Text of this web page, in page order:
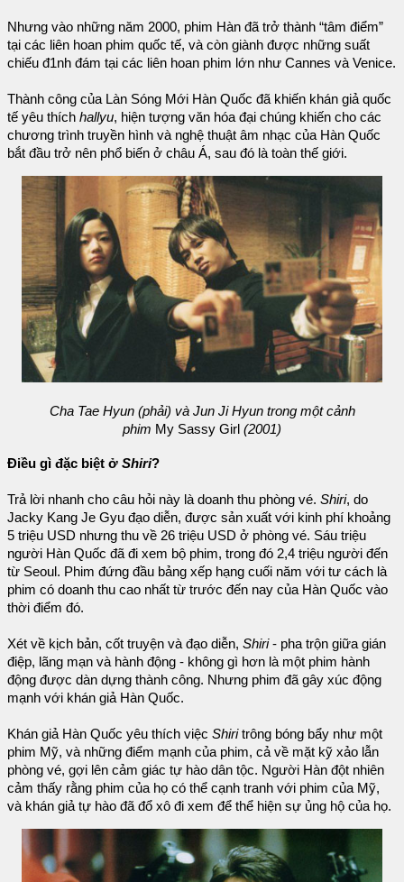
Nhưng vào những năm 2000, phim Hàn đã trở thành “tâm điểm”
tại các liên hoan phim quốc tế, và còn giành được những suất
chiếu đ1nh đám tại các liên hoan phim lớn như Cannes và Venice.
Thành công của Làn Sóng Mới Hàn Quốc đã khiến khán giả quốc
tế yêu thích hallyu, hiện tượng văn hóa đại chúng khiến cho các
chương trình truyền hình và nghệ thuật âm nhạc của Hàn Quốc
bắt đầu trở nên phổ biến ở châu Á, sau đó là toàn thế giới.
Cha Tae Hyun (phải) và Jun Ji Hyun trong một cảnh
phim My Sassy Girl (2001)
Điều gì đặc biệt ở Shiri?
Trả lời nhanh cho câu hỏi này là doanh thu phòng vé. Shiri, do
Jacky Kang Je Gyu đạo diễn, được sản xuất với kinh phí khoảng
5 triệu USD nhưng thu về 26 triệu USD ở phòng vé. Sáu triệu
người Hàn Quốc đã đi xem bộ phim, trong đó 2,4 triệu người đến
từ Seoul. Phim đứng đầu bảng xếp hạng cuối năm với tư cách là
phim có doanh thu cao nhất từ trước đến nay của Hàn Quốc vào
thời điểm đó.
Xét về kịch bản, cốt truyện và đạo diễn, Shiri- pha trộn giữa gián
điệp, lãng mạn và hành động - không gì hơn là một phim hành
động được dàn dựng thành công. Nhưng phim đã gây xúc động
mạnh với khán giả Hàn Quốc.
Khán giả Hàn Quốc yêu thích việc Shiritrông bóng bẩy như một
phim Mỹ, và những điểm mạnh của phim, cả về mặt kỹ xảo lẫn
phòng vé, gợi lên cảm giác tự hào dân tộc. Người Hàn đột nhiên
cảm thấy rằng phim của họ có thể cạnh tranh với phim của Mỹ,
và khán giả tự hào đã đổ xô đi xem để thể hiện sự ủng hộ của họ.